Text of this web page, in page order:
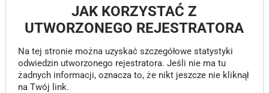
JAK KORZYSTAĆ Z
UTWORZONEGO REJESTRATORA
Na tej stronie można uzyskać szczegółowe statystyki
odwiedzin utworzonego rejestratora. Jeśli nie ma tu
żadnych informacji, oznacza to, że nikt jeszcze nie kliknął
na Twój link.